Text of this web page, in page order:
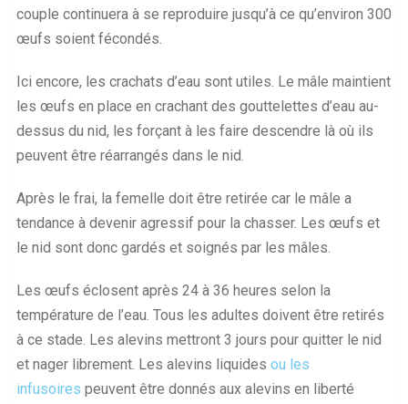
couple continuera à se reproduire jusqu’à ce qu’environ 300
œufs soient fécondés.
Ici encore, les crachats d’eau sont utiles. Le mâle maintient
les œufs en place en crachant des gouttelettes d’eau au-
dessus du nid, les forçant à les faire descendre là où ils
peuvent être réarrangés dans le nid.
Après le frai, la femelle doit être retirée car le mâle a
tendance à devenir agressif pour la chasser. Les œufs et
le nid sont donc gardés et soignés par les mâles.
Les œufs éclosent après 24 à 36 heures selon la
température de l’eau. Tous les adultes doivent être retirés
à ce stade. Les alevins mettront 3 jours pour quitter le nid
et nager librement. Les alevins liquides ou les
infusoires peuvent être donnés aux alevins en liberté